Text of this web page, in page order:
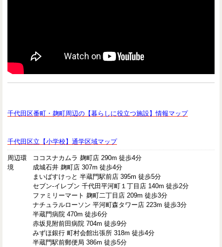
千代田区番町・麹町周辺の【暮らしに役立つ施設】情報マップ
千代田区立【小学校】通学区域マップ
周辺環
境
ココスナカムラ 麹町店 290m 徒歩4分
成城石井 麹町店 307m 徒歩4分
まいばすけっと 半蔵門駅前店 395m 徒歩5分
セブン-イレブン 千代田平河町１丁目店 140m 徒歩2分
ファミリーマート 麹町二丁目店 209m 徒歩3分
ナチュラルローソン 平河町森タワー店 223m 徒歩3分
半蔵門病院 470m 徒歩6分
赤坂見附前田病院 704m 徒歩9分
みずほ銀行 町村会館出張所 318m 徒歩4分
半蔵門駅前郵便局 386m 徒歩5分